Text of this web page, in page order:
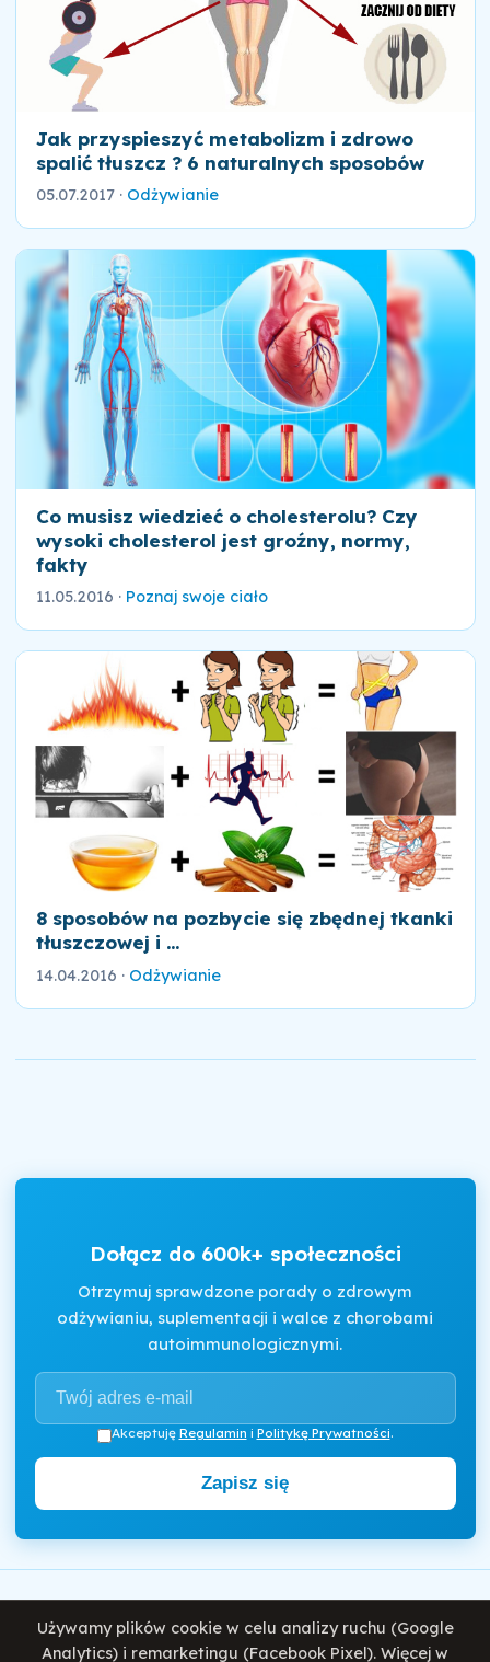
Jak przyspieszyć metabolizm i zdrowo
spalić tłuszcz ? 6 naturalnych sposobów
05.07.2017· Odżywianie
Co musisz wiedzieć o cholesterolu? Czy
wysoki cholesterol jest groźny, normy,
fakty
11.05.2016 · Poznaj swoje ciało
8 sposobów na pozbycie się zbędnej tkanki
tłuszczowej i ...
14.04.2016 · Odżywianie
Dołącz do 600k+ społeczności
Otrzymuj sprawdzone porady o zdrowym
odżywianiu, suplementacji i walce z chorobami
autoimmunologicznymi.
Akceptuję Regulamin i Politykę Prywatności.
Zapisz się
© 2026 Damian Wiatrowski. Wszelkie prawa zastrzeżone.
Używamy plików cookie w celu analizy ruchu (Google
Analytics) i remarketingu (Facebook Pixel). Więcej w